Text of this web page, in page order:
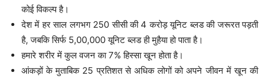
कोई विकल्प है।
देश में हर साल लगभग 250 सीसी की 4 करोड़ यूनिट ब्लड की जरूरत पड़ती
है, जबकि सिर्फ 5,00,000 यूनिट ब्लड ही मुहैया हो पाता है।
हमारे शरीर में कुल वजन का 7% हिस्सा खून होता है।
आंकड़ों के मुताबिक 25 प्रतिशत से अधिक लोगों को अपने जीवन में खून की